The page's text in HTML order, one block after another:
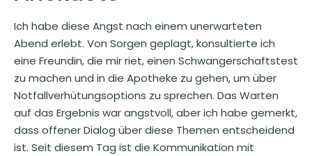
Ich habe diese Angst nach einem unerwarteten
Abend erlebt. Von Sorgen geplagt, konsultierte ich
eine Freundin, die mir riet, einen Schwangerschaftstest
zu machen und in die Apotheke zu gehen, um über
Notfallverhütungsoptions zu sprechen. Das Warten
auf das Ergebnis war angstvoll, aber ich habe gemerkt,
dass offener Dialog über diese Themen entscheidend
ist. Seit diesem Tag ist die Kommunikation mit